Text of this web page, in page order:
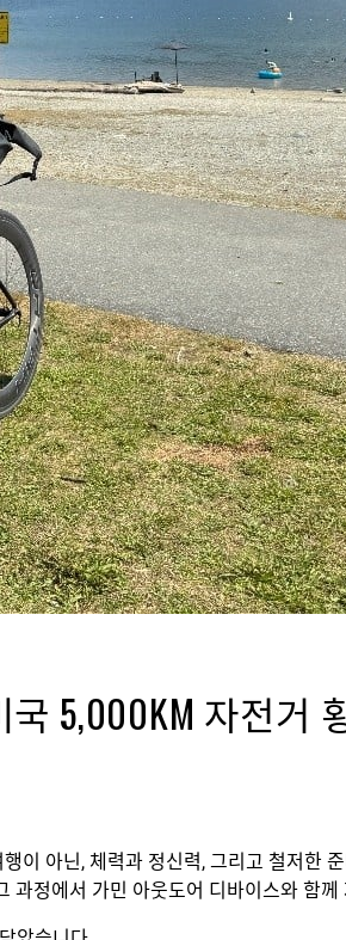
5,000KM 자전거
이 아닌, 체력과 정신력, 그리고 철저한
과정에서 가민 아웃도어 디바이스와 함